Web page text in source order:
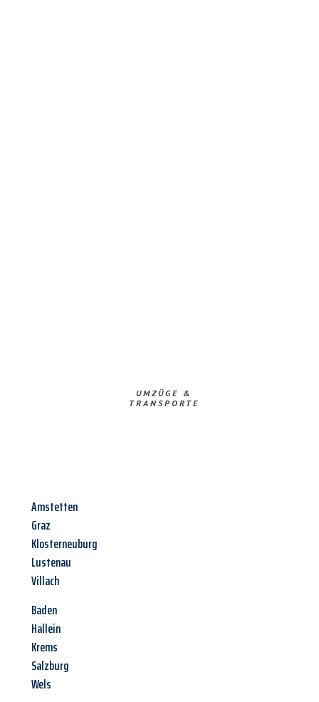
UMZÜGE &
TRANSPORTE
Amstetten
Graz
Klosterneuburg
Lustenau
Villach
Baden
Hallein
Krems
Salzburg
Wels